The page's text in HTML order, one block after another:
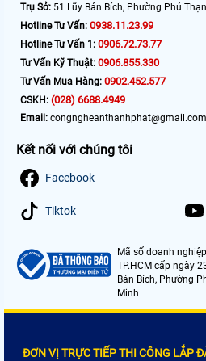
Trụ Sở: 51 Lũy Bán Bích, Phường Phú
Hotline Tư Vấn: 0938.11.23.99
Hotline Tư Vấn 1: 0906.72.73.77
Tư Vấn Kỹ Thuật: 0906.855.330
Tư Vấn Mua Hàng: 0902.452.577
CSKH: (028) 6688.4949
Email: congngheanthanhphat@gmail.com
Kết nối với chúng tôi
Facebook
Tiktok
Mã số doanh
TP.HCM cấp ngày
Bán Bích, Phường
Minh
ĐƠN VỊ TRỰC TIẾP THI CÔNG LẮP